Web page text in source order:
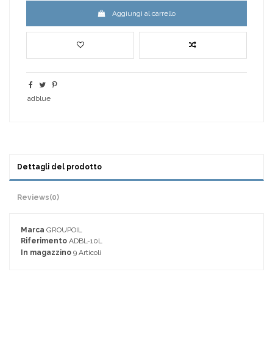
Aggiungi al carrello
adblue
Dettagli del prodotto
Reviews(0)
Marca GROUPOIL
Riferimento ADBL-10L
In magazzino 9 Articoli